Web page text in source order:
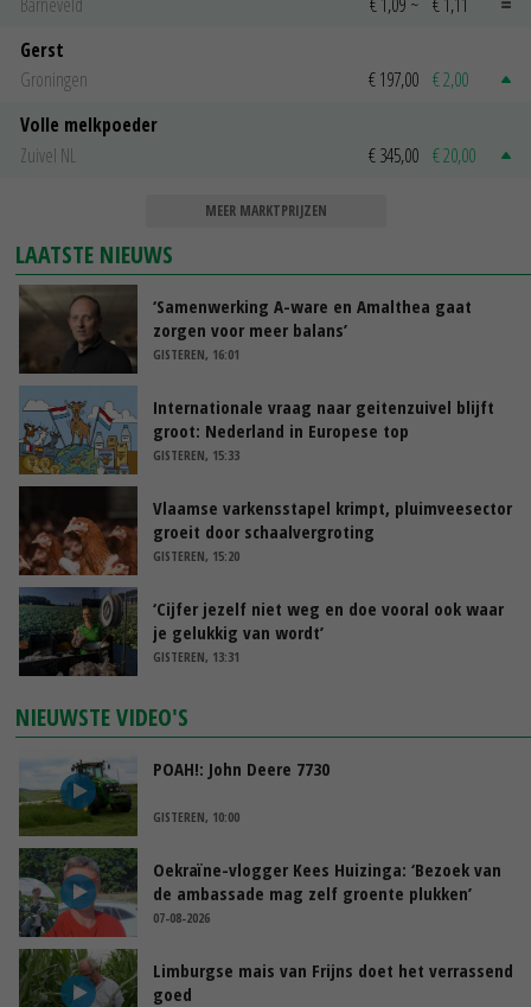
Gerst
Groningen
€ 197,00 € 2,00
Volle melkpoeder
Zuivel NL
€ 345,00 € 20,00
MEER MARKTPRIJZEN
LAATSTE NIEUWS
‘Samenwerking A-ware en Amalthea gaat
zorgen voor meer balans’
GISTEREN, 16:01
Internationale vraag naar geitenzuivel blijft
groot: Nederland in Europese top
GISTEREN, 15:33
Vlaamse varkensstapel krimpt, pluimveesector
groeit door schaalvergroting
GISTEREN, 15:20
‘Cijfer jezelf niet weg en doe vooral ook waar
je gelukkig van wordt’
GISTEREN, 13:31
NIEUWSTE VIDEO'S
POAH!: John Deere 7730
GISTEREN, 10:00
Oekraïne-vlogger Kees Huizinga: ‘Bezoek van
de ambassade mag zelf groente plukken’
07-08-2026
Limburgse mais van Frijns doet het verrassend
goed